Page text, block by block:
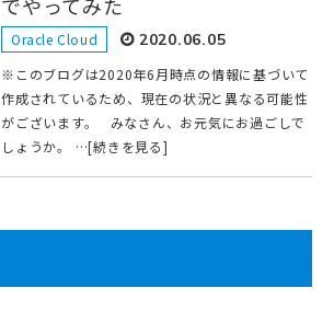
Oracle Cloud 2020.06.05
※このブログは2020年6月時点の情報に基づいて
作成されているため、現在の状況と異なる可能性
がございます。 みなさん、お元気にお過ごしで
しょうか。 …[続きを見る]